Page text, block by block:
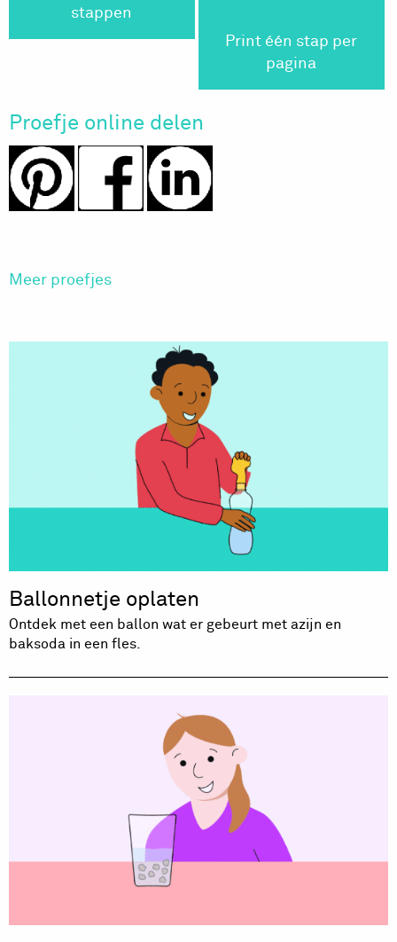
stappen
Print één stap per
pagina
Proefje online delen
Meer proefjes
Ballonnetje oplaten
Ontdek met een ballon wat er gebeurt met azijn en
baksoda in een fles.